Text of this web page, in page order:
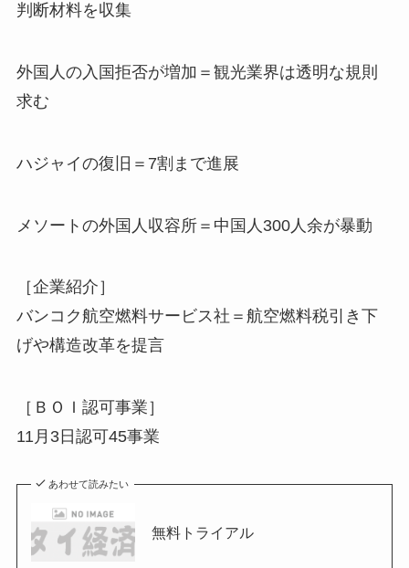
判断材料を収集
外国人の入国拒否が増加＝観光業界は透明な規則
求む
ハジャイの復旧＝7割まで進展
メソートの外国人収容所＝中国人300人余が暴動
［企業紹介］
バンコク航空燃料サービス社＝航空燃料税引き下
げや構造改革を提言
［ＢＯＩ認可事業］
11月3日認可45事業
あわせて読みたい
無料トライアル